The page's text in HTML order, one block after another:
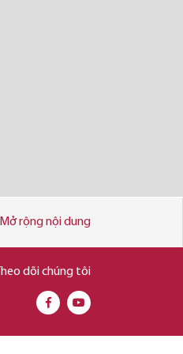
Mở rộng nội dung
Theo dõi chúng tôi